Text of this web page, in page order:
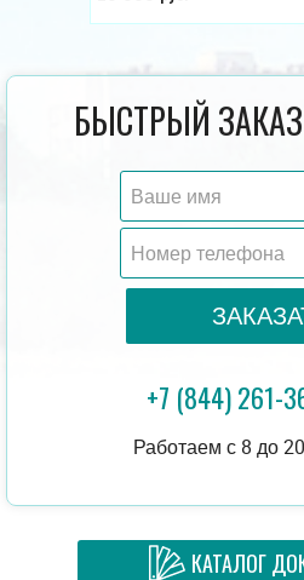
БЫСТРЫЙ
+7 (844) 261-
Работаем с 8 до
КАТАЛОГ